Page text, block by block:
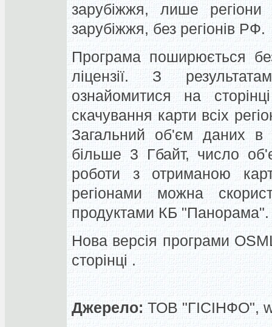
зарубіжжя, лише
зарубіжжя, без регіонів РФ.
Програма поширюється
ліцензії. З
ознайомитися на
скачування карти всіх
Загальний об'єм даних
більше 3 Гбайт, число
роботи з отриманою
регіонами можна
продуктами КБ "Панорама".
Нова версія програми
сторінці .
Джерело: ТОВ "ГІСІНФО",